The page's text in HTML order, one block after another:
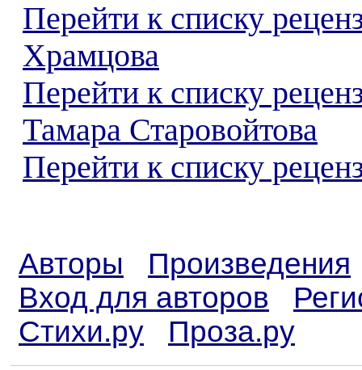
Перейти к списку
Храмцова
Перейти к списку
Тамара Старовойтова
Перейти к списку
Авторы
Произведения
Вход для авторов
Стихи.ру
Проза.ру